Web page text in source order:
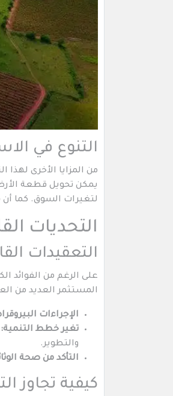
التنوع في
من المزايا الأخرى
يمكن تحويل قطعة
لتغيرات السوق. كما أن
التحديات
التعقيدات
على الرغم من الفوائد
المستثمر العديد من
الإجراءات
تغير خطط التنمية:
والتطوير.
التأكد من صحة
كيفية تجاوز